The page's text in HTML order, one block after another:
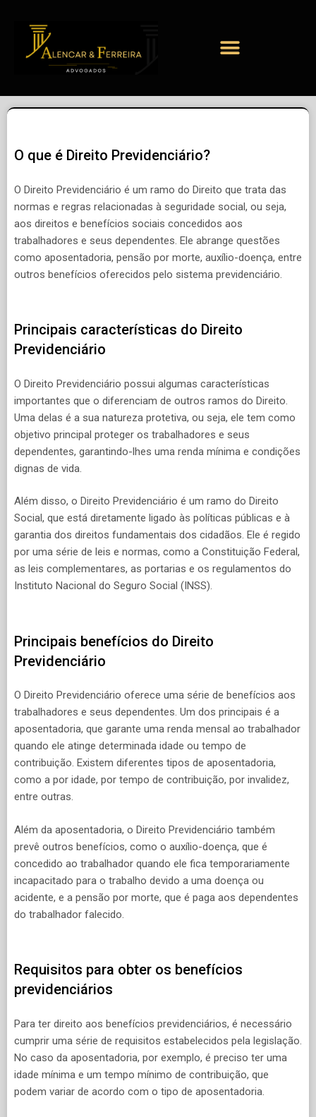
O que é Direito Previdenciário?
O Direito Previdenciário é um ramo do Direito que trata das
normas e regras relacionadas à seguridade social, ou seja,
aos direitos e benefícios sociais concedidos aos
trabalhadores e seus dependentes. Ele abrange questões
como aposentadoria, pensão por morte, auxílio-doença, entre
outros benefícios oferecidos pelo sistema previdenciário.
Principais características do Direito
Previdenciário
O Direito Previdenciário possui algumas características
importantes que o diferenciam de outros ramos do Direito.
Uma delas é a sua natureza protetiva, ou seja, ele tem como
objetivo principal proteger os trabalhadores e seus
dependentes, garantindo-lhes uma renda mínima e condições
dignas de vida.
Além disso, o Direito Previdenciário é um ramo do Direito
Social, que está diretamente ligado às políticas públicas e à
garantia dos direitos fundamentais dos cidadãos. Ele é regido
por uma série de leis e normas, como a Constituição Federal,
as leis complementares, as portarias e os regulamentos do
Instituto Nacional do Seguro Social (INSS).
Principais benefícios do Direito
Previdenciário
O Direito Previdenciário oferece uma série de benefícios aos
trabalhadores e seus dependentes. Um dos principais é a
aposentadoria, que garante uma renda mensal ao trabalhador
quando ele atinge determinada idade ou tempo de
contribuição. Existem diferentes tipos de aposentadoria,
como a por idade, por tempo de contribuição, por invalidez,
entre outras.
Além da aposentadoria, o Direito Previdenciário também
prevê outros benefícios, como o auxílio-doença, que é
concedido ao trabalhador quando ele fica temporariamente
incapacitado para o trabalho devido a uma doença ou
acidente, e a pensão por morte, que é paga aos dependentes
do trabalhador falecido.
Requisitos para obter os benefícios
previdenciários
Para ter direito aos benefícios previdenciários, é necessário
cumprir uma série de requisitos estabelecidos pela legislação.
No caso da aposentadoria, por exemplo, é preciso ter uma
idade mínima e um tempo mínimo de contribuição, que
podem variar de acordo com o tipo de aposentadoria.